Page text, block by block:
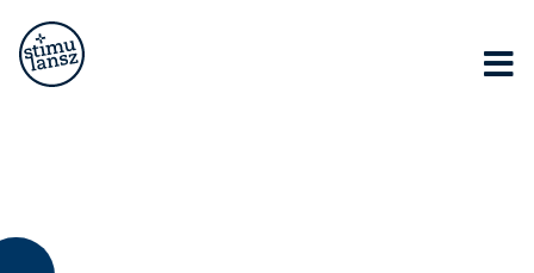
Ut elit tellus, luctus nec ullamcorper mattis, pulvinar
dapibus leo.